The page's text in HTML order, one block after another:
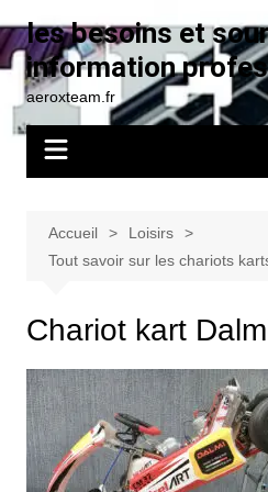
au
contenu
les besoins et
information
aeroxteam.fr
Accueil
Loisirs
Tout savoir sur les chariots
Chariot kart